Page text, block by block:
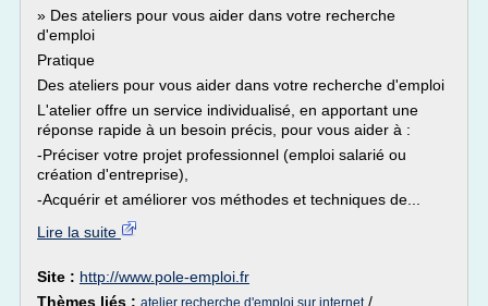
» Des ateliers pour vous aider dans votre recherche
d'emploi
Pratique
Des ateliers pour vous aider dans votre recherche d'emploi
L'atelier offre un service individualisé, en apportant une
réponse rapide à un besoin précis, pour vous aider à :
-Préciser votre projet professionnel (emploi salarié ou
création d'entreprise),
-Acquérir et améliorer vos méthodes et techniques de...
Lire la suite
Site : http://www.pole-emploi.fr
Thèmes liés : atelier recherche d'emploi sur internet/